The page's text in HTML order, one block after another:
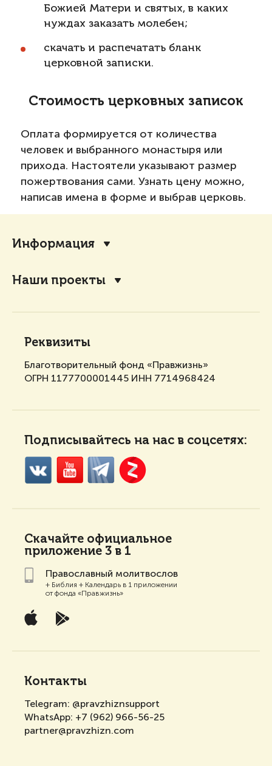
Божией Матери и святых, в каких
нуждах заказать молебен;
скачать и распечатать бланк
церковной записки.
Стоимость церковных записок
Оплата формируется от количества
человек и выбранного монастыря или
прихода. Настоятели указывают размер
пожертвования сами. Узнать цену можно,
написав имена в форме и выбрав церковь.
Информация
Наши проекты
Реквизиты
Благотворительный фонд «Правжизнь»
ОГРН 1177700001445 ИНН 7714968424
Подписывайтесь на нас в соцсетях:
Скачайте официальное
приложение 3 в 1
Православный молитвослов
+ Библия + Календарь в 1 приложении
от фонда «Правжизнь»
Контакты
Telegram: @pravzhiznsupport
WhatsApp: +7 (962) 966-56-25
partner@pravzhizn.com